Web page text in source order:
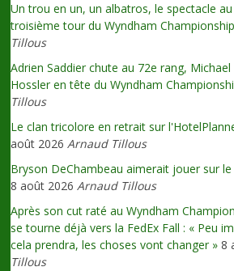
Un trou en un, un albatros, le spectacle
troisième tour du Wyndham Championship
Tillous
Adrien Saddier chute au 72e rang,
Hossler en tête du Wyndham
Tillous
Le clan tricolore en retrait sur
août 2026 Arnaud Tillous
Bryson DeChambeau aimerait jouer sur
8 août 2026 Arnaud Tillous
Après son cut raté au Wyndham
se tourne déjà vers la FedEx Fall : « Peu
cela prendra, les choses vont changer » 8
Tillous